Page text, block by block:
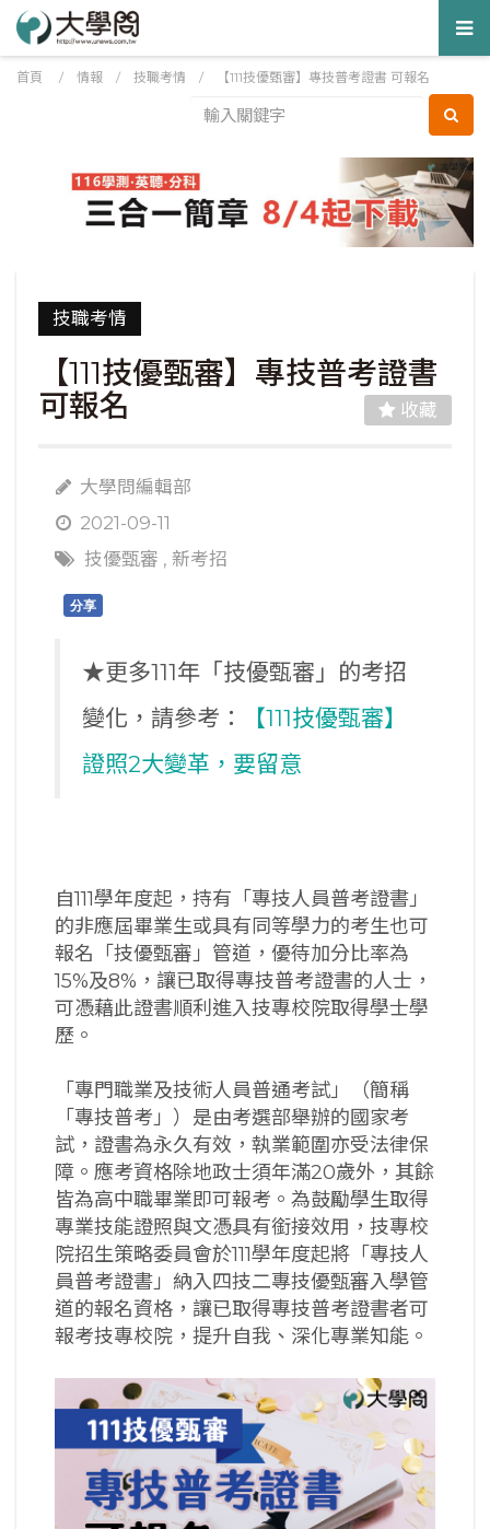
首頁 / 情報 / 技職考情 / 【111技優甄審】專技普考證書 可報名
技職考情
【111技優甄審】專技普考證書
可報名
收藏
大學問編輯部
2021-09-11
技優甄審 , 新考招
分享
★更多111年「技優甄審」的考招
變化，請參考：
【111技優甄審】
證照2大變革，要留意
自111學年度起，持有「專技人員普考證書」
的非應屆畢業生或具有同等學力的考生也可
報名「技優甄審」管道，優待加分比率為
15%及8%，讓已取得專技普考證書的人士，
可憑藉此證書順利進入技專校院取得學士學
歷。
「專門職業及技術人員普通考試」（簡稱
「專技普考」）是由考選部舉辦的國家考
試，證書為永久有效，執業範圍亦受法律保
障。應考資格除地政士須年滿20歲外，其餘
皆為高中職畢業即可報考。為鼓勵學生取得
專業技能證照與文憑具有銜接效用，技專校
院招生策略委員會於111學年度起將「專技人
員普考證書」納入四技二專技優甄審入學管
道的報名資格，讓已取得專技普考證書者可
報考技專校院，提升自我、深化專業知能。